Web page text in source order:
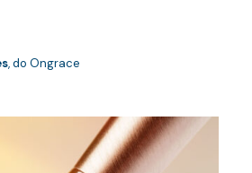
, do Ongrace